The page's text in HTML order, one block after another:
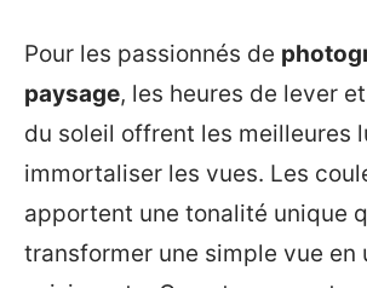
Pour les passionnés de
paysage, les heures de lever
du soleil offrent les meilleures
immortaliser les vues. Les
apportent une tonalité unique
transformer une simple vue en